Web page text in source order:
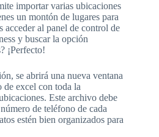
importar varias ubicaciones
un montón de lugares para
acceder al panel de control de
y buscar la opción
¡Perfecto!
se abrirá una nueva ventana
de excel con toda la
Este archivo debe
de teléfono de cada
estén bien organizados para